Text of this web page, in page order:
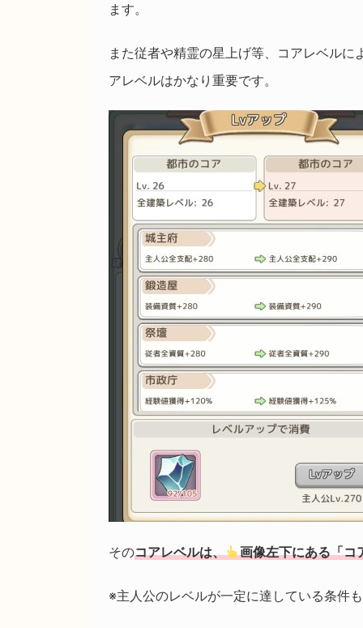
ます。
また従者や精霊の星上げ等、コアレベル
アレベルはかなり重要です。
そのコアレベルは、 画像左下にある「コ
※主人公のレベルが一定に達している条件